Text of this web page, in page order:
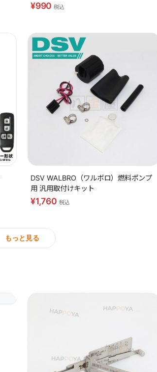
¥990税込
DSV WALBRO（ワルボロ）燃料ポンプ
用 汎用取付けキット
¥1,760 税込
もっと見る